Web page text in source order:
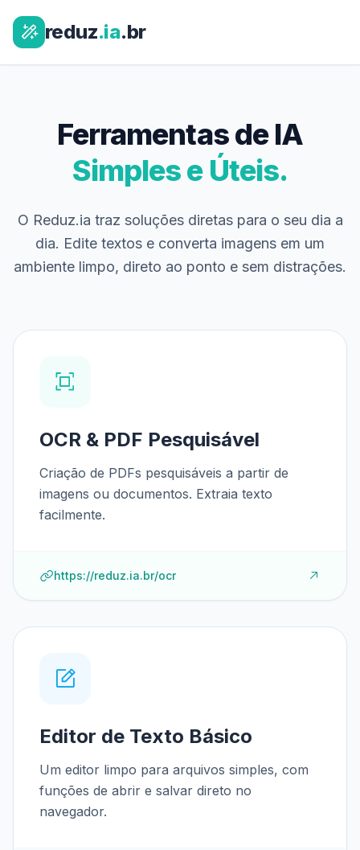
reduz.ia.br
Ferramentas de IA
Simples e Úteis.
O Reduz.ia traz soluções diretas para o seu dia a
dia. Edite textos e converta imagens em um
ambiente limpo, direto ao ponto e sem distrações.
OCR & PDF Pesquisável
Criação de PDFs pesquisáveis a partir de
imagens ou documentos. Extraia texto
facilmente.
https://reduz.ia.br/ocr
Editor de Texto Básico
Um editor limpo para arquivos simples, com
funções de abrir e salvar direto no
navegador.